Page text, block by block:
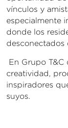
vínculos y
especialmente
donde los
desconectados
En Grupo T&C
creatividad,
inspiradores
suyos.